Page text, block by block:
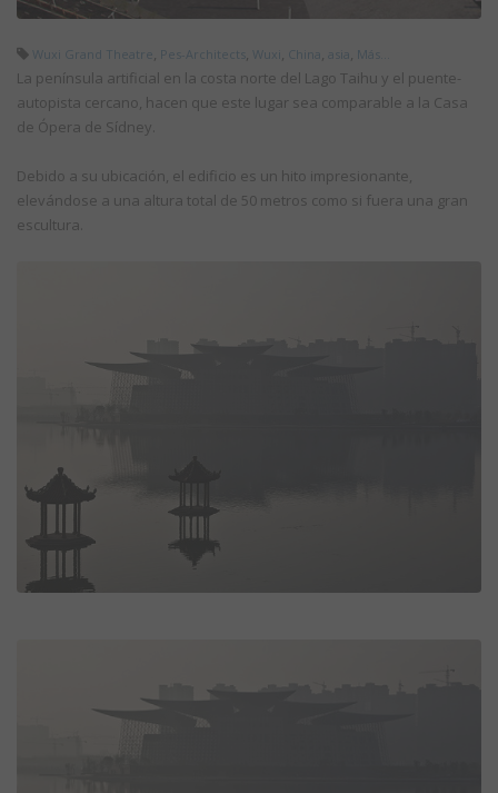
Wuxi Grand Theatre, Pes-Architects, Wuxi, China, asia, Más...
La península artificial en la costa norte del Lago Taihu y el puente-
autopista cercano, hacen que este lugar sea comparable a la Casa
de Ópera de Sídney.
Debido a su ubicación, el edificio es un hito impresionante,
elevándose a una altura total de 50 metros como si fuera una gran
escultura.